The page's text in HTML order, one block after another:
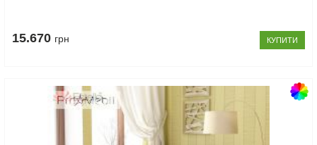
15.670 грн КУПИТИ